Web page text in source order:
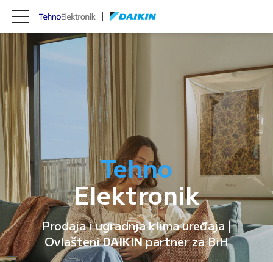
Tehno
Elektronik
Prodaja i ugradnja klima uređaja |
OvlašteniDAIKINpartner za BiH